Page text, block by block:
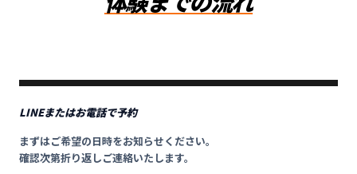
01
LINEまたはお電話で予約
まずはご希望の日時をお知らせください。
確認次第折り返しご連絡いたします。